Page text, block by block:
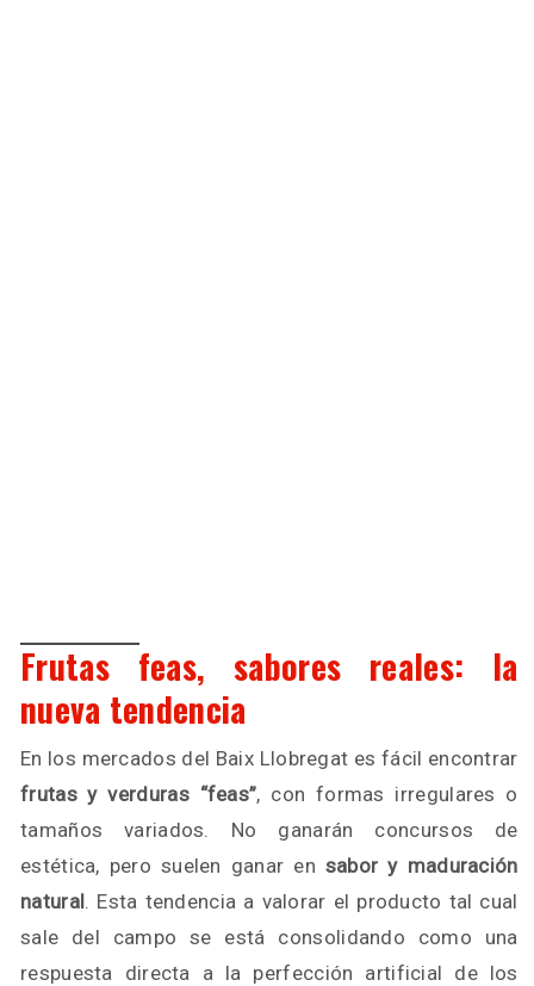
Frutas feas, sabores reales: la
nueva tendencia
En los mercados del Baix Llobregat es fácil encontrar
frutas y verduras “feas”, con formas irregulares o
tamaños variados. No ganarán concursos de
estética, pero suelen ganar en sabor y maduración
natural. Esta tendencia a valorar el producto tal cual
sale del campo se está consolidando como una
respuesta directa a la perfección artificial de los